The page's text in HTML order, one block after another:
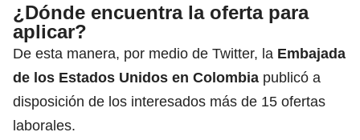
¿Dónde encuentra la oferta para
aplicar?
De esta manera, por medio de Twitter, la Embajada
de los Estados Unidos en Colombia publicó a
disposición de los interesados más de 15 ofertas
laborales.